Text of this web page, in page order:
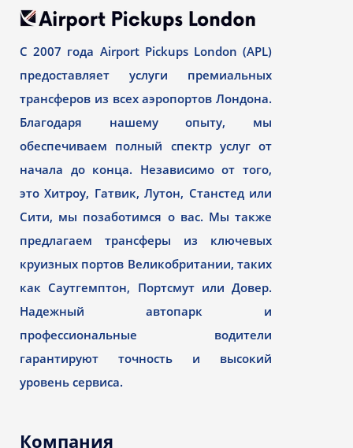
С 2007 года Airport Pickups London (APL)
предоставляет услуги премиальных
трансферов из всех аэропортов Лондона.
Благодаря нашему опыту, мы
обеспечиваем полный спектр услуг от
начала до конца. Независимо от того,
это Хитроу, Гатвик, Лутон, Станстед или
Сити, мы позаботимся о вас. Мы также
предлагаем трансферы из ключевых
круизных портов Великобритании, таких
как Саутгемптон, Портсмут или Довер.
Надежный автопарк и
профессиональные водители
гарантируют точность и высокий
уровень сервиса.
Компания